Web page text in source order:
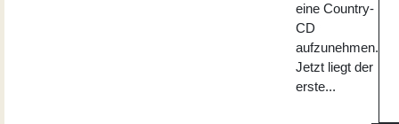
eine Country-
CD
aufzunehmen.
Jetzt liegt der
erste...